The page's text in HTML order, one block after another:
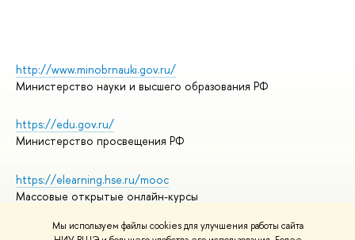
Мы используем файлы cookies для улучшения работы сайта
http://www.minobrnauki.gov.ru/
Министерство науки и высшего образования РФ
https://edu.gov.ru/
Министерство просвещения РФ
https://elearning.hse.ru/mooc
Массовые открытые онлайн-курсы